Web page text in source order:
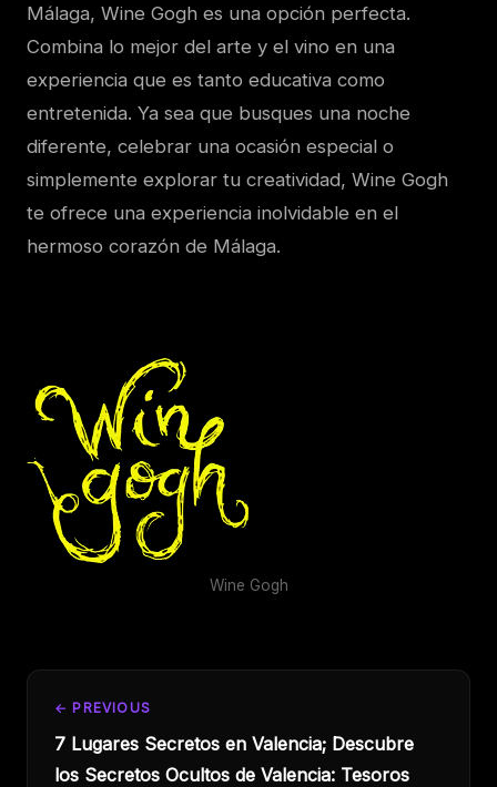
Málaga, Wine Gogh es una opción perfecta.
Combina lo mejor del arte y el vino en una
experiencia que es tanto educativa como
entretenida. Ya sea que busques una noche
diferente, celebrar una ocasión especial o
simplemente explorar tu creatividad, Wine Gogh
te ofrece una experiencia inolvidable en el
hermoso corazón de Málaga.
Wine Gogh
← PREVIOUS
7 Lugares Secretos en Valencia; Descubre
los Secretos Ocultos de Valencia: Tesoros